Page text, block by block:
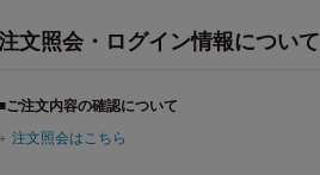
文照会・ログイン情報について
ご注文内容の確認について
注文照会はこちら